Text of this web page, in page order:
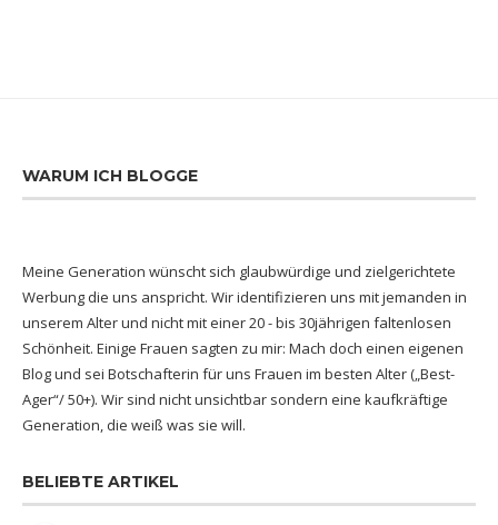
WARUM ICH BLOGGE
Meine Generation wünscht sich glaubwürdige und zielgerichtete
Werbung die uns anspricht. Wir identifizieren uns mit jemanden in
unserem Alter und nicht mit einer 20 - bis 30jährigen faltenlosen
Schönheit. Einige Frauen sagten zu mir: Mach doch einen eigenen
Blog und sei Botschafterin für uns Frauen im besten Alter („Best-
Ager“/ 50+). Wir sind nicht unsichtbar sondern eine kaufkräftige
Generation, die weiß was sie will.
BELIEBTE ARTIKEL